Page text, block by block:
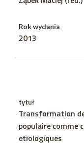
Rok wydania
2013
tytuł
Transformation
populaire comme
etiologiques